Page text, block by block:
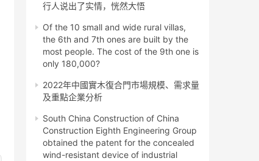
行人说出了实情，恍然大悟
Of the 10 small and wide rural villas,
the 6th and 7th ones are built by the
most people. The cost of the 9th one is
only 180,000?
2022年中國實木復合門市場規模、需求量
及重點企業分析
South China Construction of China
Construction Eighth Engineering Group
obtained the patent for the concealed
wind-resistant device of industrial